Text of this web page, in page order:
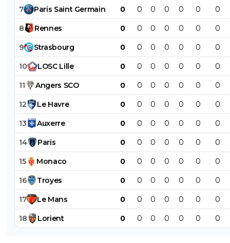
7 Paris Saint Germain 0 0 0 0 0 0 0
8 Rennes 0 0 0 0 0 0 0
9 Strasbourg 0 0 0 0 0 0 0
10 LOSC Lille 0 0 0 0 0 0 0
11 Angers SCO 0 0 0 0 0 0 0
12 Le Havre 0 0 0 0 0 0 0
13 Auxerre 0 0 0 0 0 0 0
14 Paris 0 0 0 0 0 0 0
15 Monaco 0 0 0 0 0 0 0
16 Troyes 0 0 0 0 0 0 0
17 Le Mans 0 0 0 0 0 0 0
18 Lorient 0 0 0 0 0 0 0